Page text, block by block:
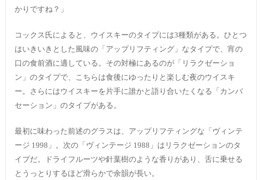
かりですね？」
コックス氏によると、ウイスキーのタイプには3種類がある。ひとつ
はいきいきとした風味の「アップリフティング」なタイプで、宵の
口の食前酒に適している。その対極にあるのが「リラクゼーショ
ン」のタイプで、こちらは食後にゆったりと楽しむ夜のウイスキ
ー。さらにはウイスキーを片手に誰かと語り合いたくなる「カンバ
セーション」のタイプがある。
最初に味わった前述のグラスは、アップリフティングな「ヴィンテ
ージ 1998」。次の「ヴィンテージ 1988」はリラクゼーションのタ
イプだ。ドライフルーツや針葉樹のような香りがあり、舌に乗せる
とうっとりするほど滑らかで余韻が長い。